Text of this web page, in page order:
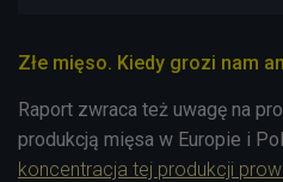
Złe mięso. Kiedy grozi nam
Raport zwraca też uwagę na
produkcją mięsa w Europie i
koncentracja tej produkcji